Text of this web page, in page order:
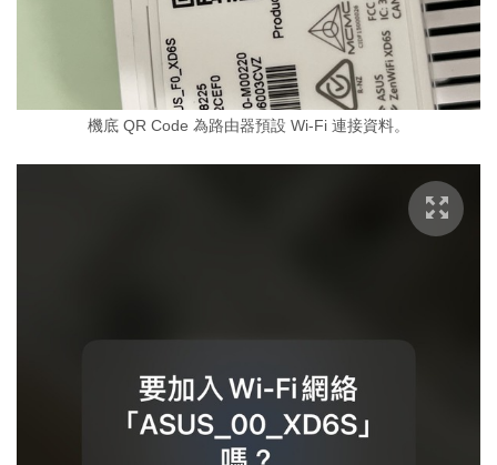
機底 QR Code 為路由器預設 Wi-Fi 連接資料。